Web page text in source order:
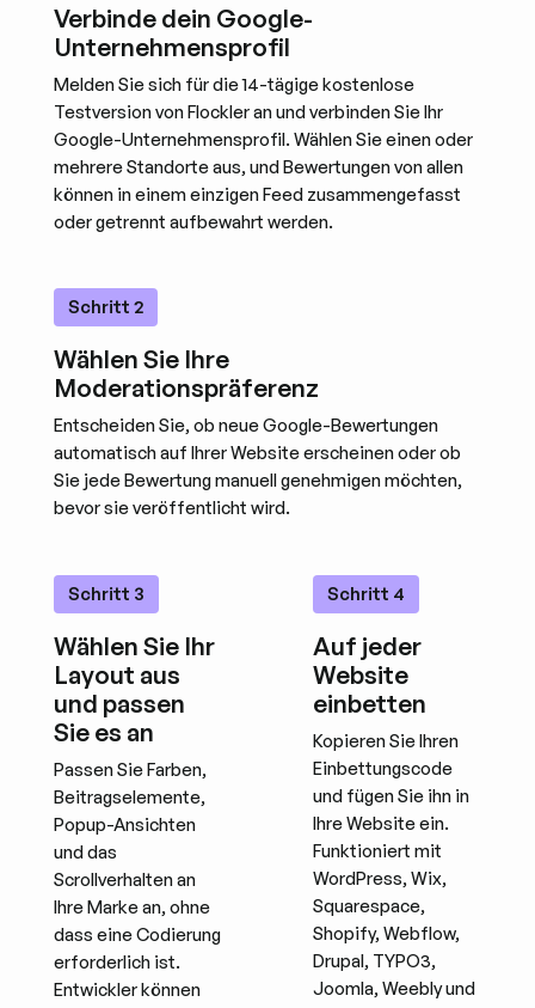
Verbinde dein Google-
Unternehmensprofil
Melden Sie sich für die 14-tägige kostenlose
Testversion von Flockler an und verbinden Sie Ihr
Google-Unternehmensprofil. Wählen Sie einen oder
mehrere Standorte aus, und Bewertungen von allen
können in einem einzigen Feed zusammengefasst
oder getrennt aufbewahrt werden.
Schritt 2
Wählen Sie Ihre
Moderationspräferenz
Entscheiden Sie, ob neue Google-Bewertungen
automatisch auf Ihrer Website erscheinen oder ob
Sie jede Bewertung manuell genehmigen möchten,
bevor sie veröffentlicht wird.
Schritt 3
Wählen Sie Ihr
Layout aus
und passen
Sie es an
Passen Sie Farben,
Beitragselemente,
Popup-Ansichten
und das
Scrollverhalten an
Ihre Marke an, ohne
dass eine Codierung
erforderlich ist.
Entwickler können
Schritt 4
Auf jeder
Website
einbetten
Kopieren Sie Ihren
Einbettungscode
und fügen Sie ihn in
Ihre Website ein.
Funktioniert mit
WordPress, Wix,
Squarespace,
Shopify, Webflow,
Drupal, TYPO3,
Joomla, Weebly und